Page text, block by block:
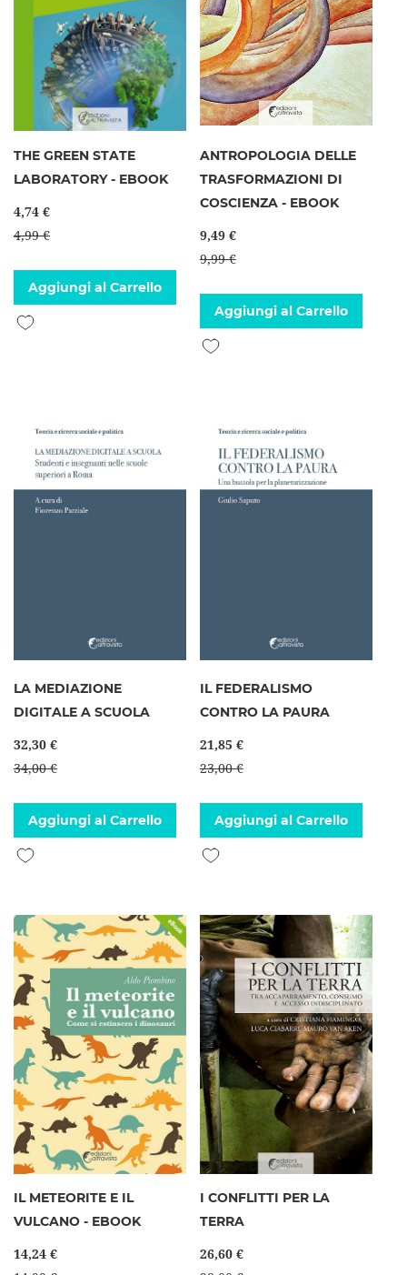
THE GREEN STATE
LABORATORY - EBOOK
4,74 €
4,99 €
Aggiungi al Carrello
Aggiungi alla lista desideri
ANTROPOLOGIA DELLE
TRASFORMAZIONI DI
COSCIENZA - EBOOK
9,49 €
9,99 €
Aggiungi al Carrello
Aggiungi alla lista desideri
LA MEDIAZIONE
DIGITALE A SCUOLA
32,30 €
34,00 €
Aggiungi al Carrello
Aggiungi alla lista desideri
IL FEDERALISMO
CONTRO LA PAURA
21,85 €
23,00 €
Aggiungi al Carrello
Aggiungi alla lista desideri
IL METEORITE E IL
VULCANO - EBOOK
14,24 €
I CONFLITTI PER LA
TERRA
26,60 €